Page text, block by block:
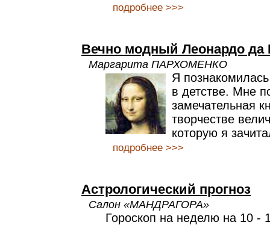
подробнее >>>
Вечно модный Леонардо да
Маргарита ПАРХОМЕНКО
Я
в детстве. Мне
замечательная
творчестве
которую я
подробнее >>>
Астрологический прогноз
Салон «МАНДРАГОРА»
Гороскоп на неделю на 10 -